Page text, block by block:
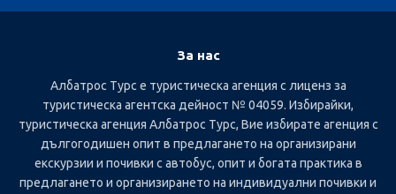
За нас
Албатрос Турс е туристическа агенция с лиценз за
туристическа агентска дейност № 04059. Избирайки,
туристическа агенция Албатрос Турс, Вие избирате агенция с
дългогодишен опит в предлагането на организирани
екскурзии и почивки с автобус, опит и богата практика в
предлагането и организирането на индивидуални почивки и